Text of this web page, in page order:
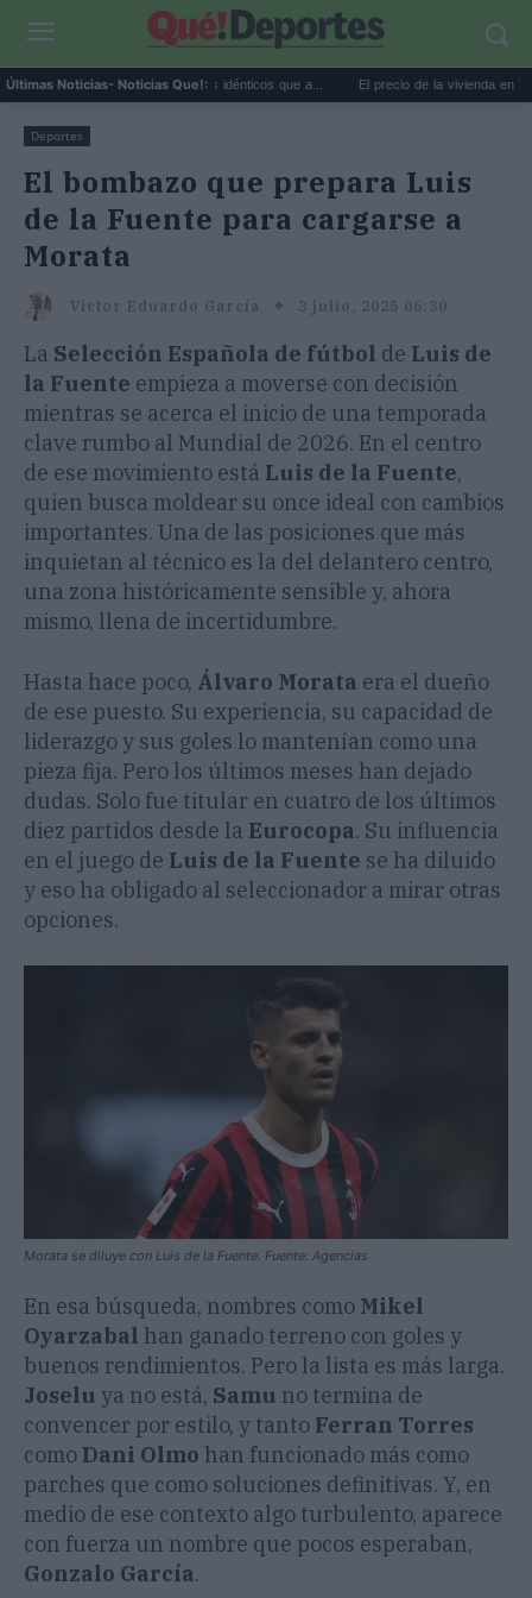
Últimas Noticias- Noticias Que!:
y ansiedad: síntomas idénticos que a... El precio de la vivienda en Valencia
Deportes
El bombazo que prepara Luis
de la Fuente para cargarse a
Morata
Victor Eduardo García 3 julio, 2025 06:30
La Selección Española de fútbol de Luis de
la Fuente empieza a moverse con decisión
mientras se acerca el inicio de una temporada
clave rumbo al Mundial de 2026. En el centro
de ese movimiento está Luis de la Fuente,
quien busca moldear su once ideal con cambios
importantes. Una de las posiciones que más
inquietan al técnico es la del delantero centro,
una zona históricamente sensible y, ahora
mismo, llena de incertidumbre.
Hasta hace poco, Álvaro Morata era el dueño
de ese puesto. Su experiencia, su capacidad de
liderazgo y sus goles lo mantenían como una
pieza fija. Pero los últimos meses han dejado
dudas. Solo fue titular en cuatro de los últimos
diez partidos desde la Eurocopa. Su influencia
en el juego de Luis de la Fuente se ha diluido
y eso ha obligado al seleccionador a mirar otras
opciones.
Morata se diluye con Luis de la Fuente. Fuente: Agencias
En esa búsqueda, nombres como Mikel
Oyarzabal han ganado terreno con goles y
buenos rendimientos. Pero la lista es más larga.
Joselu ya no está, Samu no termina de
convencer por estilo, y tanto Ferran Torres
comoDani Olmo han funcionado más como
parches que como soluciones definitivas. Y, en
medio de ese contexto algo turbulento, aparece
con fuerza un nombre que pocos esperaban,
Gonzalo García.